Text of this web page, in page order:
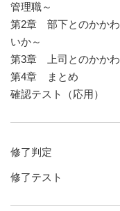
管理職～
第2章 部下とのかかわ
いか～
第3章 上司とのかか
第4章 まとめ
確認テスト（応用）
修了判定
修了テスト